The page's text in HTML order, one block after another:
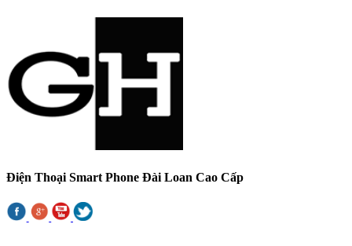
Điện Thoại Smart Phone Đài Loan Cao Cấp